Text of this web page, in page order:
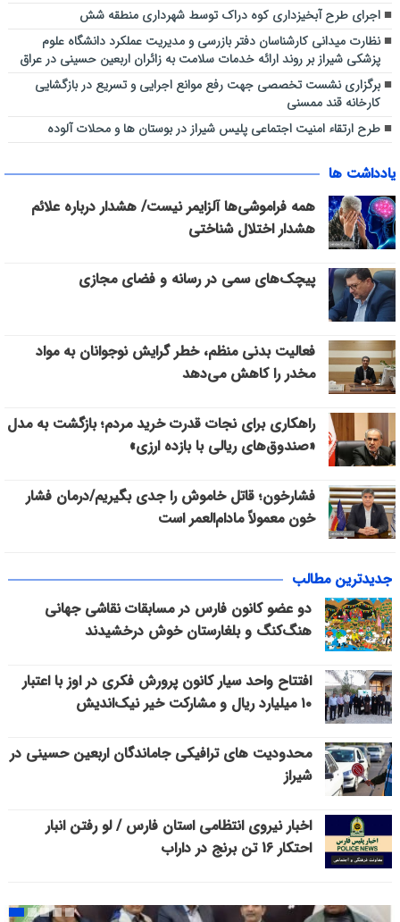
اجرای طرح آبخیزداری کوه دراک توسط شهرداری منطقه شش
نظارت میدانی کارشناسان دفتر بازرسی و مدیریت عملکرد دانشگاه علوم
پزشکی شیراز بر روند ارائه خدمات سلامت به زائران اربعین حسینی در عراق
برگزاری نشست تخصصی جهت رفع موانع اجرایی و تسریع در بازگشایی
کارخانه قند ممسنی
طرح ارتقاء امنیت اجتماعی پلیس شیراز در بوستان ها و محلات آلوده
یادداشت ها
همه فراموشی‌ها آلزایمر نیست/ هشدار درباره علائم
هشدار اختلال شناختی
پیچک‌های سمی در رسانه و فضای مجازی
فعالیت بدنی منظم، خطر گرایش نوجوانان به مواد
مخدر را کاهش می‌دهد
راهکاری برای نجات قدرت خرید مردم؛ بازگشت به مدل
«صندوق‌های ریالی با بازده ارزی»
فشارخون؛ قاتل خاموش را جدی بگیریم/درمان فشار
خون معمولاً مادام‌العمر است
جدیدترین مطالب
دو عضو کانون فارس در مسابقات نقاشی جهانی
هنگ‌کنگ و بلغارستان خوش درخشیدند
افتتاح واحد سیار کانون پرورش فکری در اوز با اعتبار
۱۰ میلیارد ریال و مشارکت خیر نیک‌اندیش
محدودیت های ترافیکی جاماندگان اربعین حسینی در
شیراز
اخبار نیروی انتظامی استان فارس / لو رفتن انبار
احتکار 16 تن برنج در داراب